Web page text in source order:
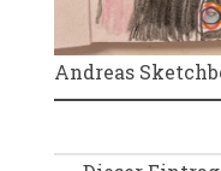
Andreas